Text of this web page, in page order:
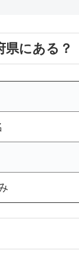
県にある？